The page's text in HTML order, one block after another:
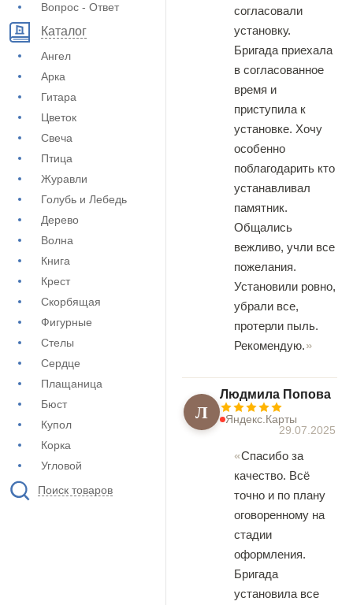
Вопрос - Ответ
Каталог
Ангел
Арка
Гитара
Цветок
Свеча
Птица
Журавли
Голубь и Лебедь
Дерево
Волна
Книга
Крест
Скорбящая
Фигурные
Стелы
Сердце
Плащаница
Бюст
Купол
Корка
Угловой
Поиск товаров
согласовали
установку.
Бригада приехала
в согласованное
время и
приступила к
установке. Хочу
особенно
поблагодарить кто
устанавливал
памятник.
Общались
вежливо, учли все
пожелания.
Установили ровно,
убрали все,
протерли пыль.
Рекомендую.
Л
Людмила Попова
Яндекс.Карты
29.07.2025
Спасибо за
качество. Всё
точно и по плану
оговоренному на
стадии
оформления.
Бригада
установила все